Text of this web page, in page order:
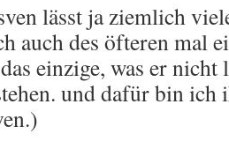
lässt ja ziemlich
auch des öfteren mal
einzige, was er
und dafür bin ich